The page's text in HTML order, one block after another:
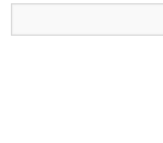
E58SC10-200-3-N-24